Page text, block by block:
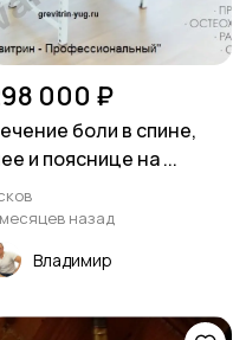
000 ₽
боли в спине,
и пояснице на ...
назад
Владимир